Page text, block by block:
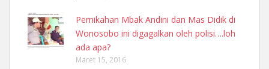
Pernikahan Mbak Andini dan Mas Didik di
Wonosobo ini digagalkan oleh polisi….loh
ada apa?
Maret 15, 2016